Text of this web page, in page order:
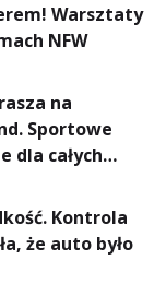
Warsztaty
NFW
na
Sportowe
dla całych
Kontrola
że auto było